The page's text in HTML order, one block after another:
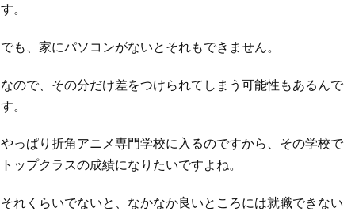
す。
でも、家にパソコンがないとそれもできません。
なので、その分だけ差をつけられてしまう可能性もあるんで
す。
やっぱり折角アニメ専門学校に入るのですから、その学校で
トップクラスの成績になりたいですよね。
それくらいでないと、なかなか良いところには就職できない